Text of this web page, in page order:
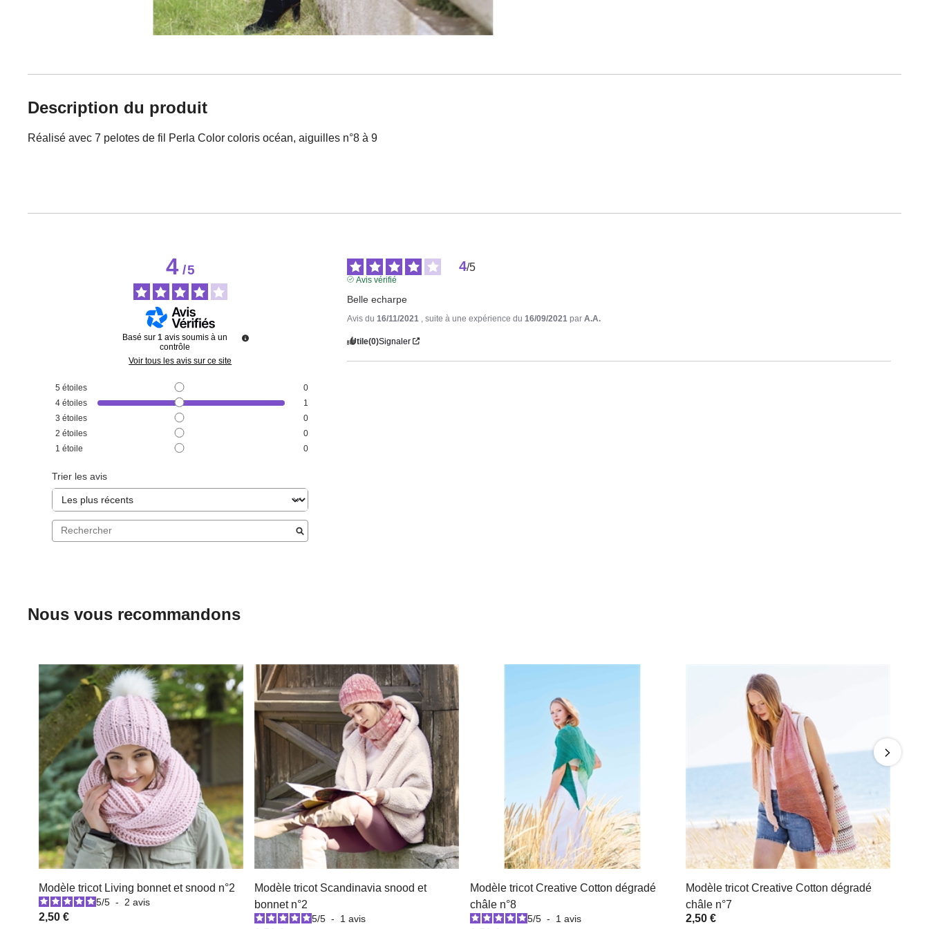
Description du produit
Réalisé avec 7 pelotes de fil Perla Color coloris océan, aiguilles n°8 à 9
4/5
Basé sur 1 avis soumis à un
contrôle
Voir tous les avis sur ce site
5 étoiles
0
4 étoiles
1
3 étoiles
0
2 étoiles
0
1 étoile 0
Trier les avis
4/5
Avis vérifié
Belle echarpe
Avis du 16/11/2021 , suite à une expérience du 16/09/2021 parA.A.
Utile(0)Signaler
Nous vous recommandons
Modèle tricot Living bonnet et snood n°2
5/5 - 2 avis
2,50 €
Modèle tricot Scandinavia snood et
bonnet n°2
5/5 - 1 avis
Modèle tricot Creative Cotton dégradé
châle n°8
5/5 - 1 avis
Modèle tricot Creative Cotton dégradé
châle n°7
2,50 €